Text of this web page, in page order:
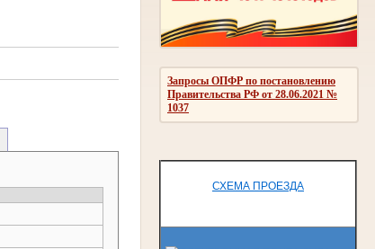
Запросы ОПФР по постановлению
Правительства РФ от 28.06.2021 №
1037
СХЕМА ПРОЕЗДА